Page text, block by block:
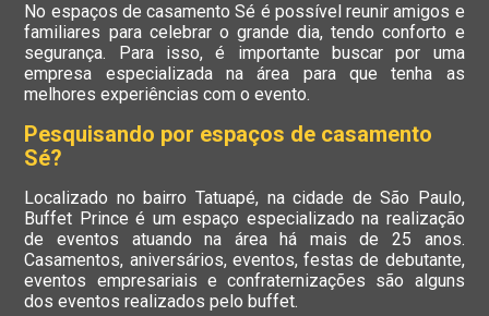
No espaços de casamento Sé é possível reunir amigos e
familiares para celebrar o grande dia, tendo conforto e
segurança. Para isso, é importante buscar por uma
empresa especializada na área para que tenha as
melhores experiências com o evento.
Pesquisando por espaços de casamento
Sé?
Localizado no bairro Tatuapé, na cidade de São Paulo,
Buffet Prince é um espaço especializado na realização
de eventos atuando na área há mais de 25 anos.
Casamentos, aniversários, eventos, festas de debutante,
eventos empresariais e confraternizações são alguns
dos eventos realizados pelo buffet.